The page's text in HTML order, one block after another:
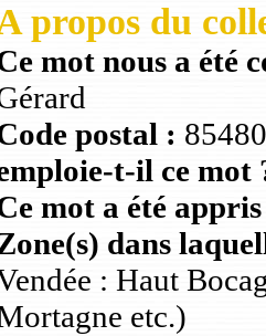
propos du
mot nous a été
postal :
t-il ce mot
mot a été
dans
: Haut
etc.)